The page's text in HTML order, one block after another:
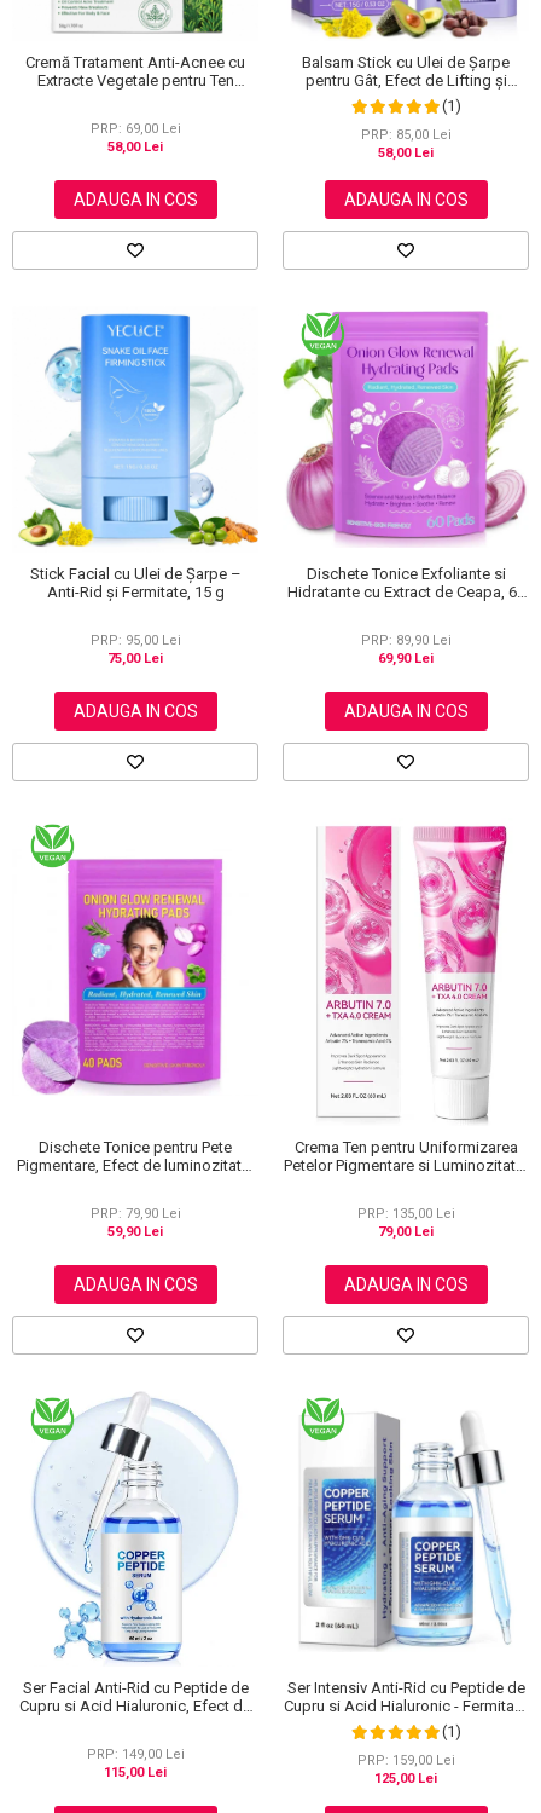
Cremă Tratament Anti-Acnee cu
Extracte Vegetale pentru Ten
PRP: 69,00 Lei
58,00 Lei
ADAUGA IN COS
Balsam Stick cu Ulei de Șarpe
pentru Gât, Efect de Lifting și
Fermitate, 15 g
(1)
PRP: 85,00 Lei
58,00 Lei
ADAUGA IN COS
Stick Facial cu Ulei de Șarpe –
Anti-Rid și Fermitate, 15 g
PRP: 95,00 Lei
75,00 Lei
ADAUGA IN COS
Dischete Tonice Exfoliante si
Hidratante cu Extract de Ceapa, 60
PRP: 89,90 Lei
69,90 Lei
ADAUGA IN COS
Dischete Tonice pentru Pete
Pigmentare, Efect de luminozitate,
PRP: 79,90 Lei
59,90 Lei
ADAUGA IN COS
Crema Ten pentru Uniformizarea
Petelor Pigmentare si Luminozitate,
PRP: 135,00 Lei
79,00 Lei
ADAUGA IN COS
Ser Facial Anti-Rid cu Peptide de
Cupru si Acid Hialuronic, Efect de
PRP: 149,00 Lei
115,00 Lei
Ser Intensiv Anti-Rid cu Peptide de
Cupru si Acid Hialuronic - Fermitate
si Hidratare, 60 ml
(1)
PRP: 159,00 Lei
125,00 Lei